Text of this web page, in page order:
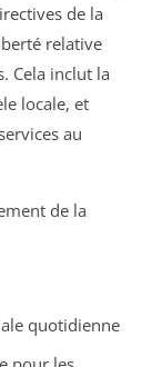
de la
relative
Cela inclut la
locale, et
au
de la
quotidienne